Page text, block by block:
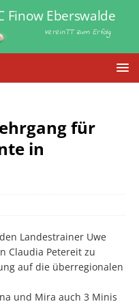
VereinTT zum Erfolg
Finow Eberswalde
für
in
Landestrainer Uwe
Claudia Petereit zu
auf die überregionalen
und Mira auch 3 Minis